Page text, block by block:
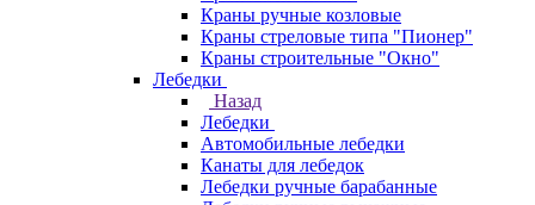
Краны ручные козловые
Краны стреловые типа "Пионер"
Краны строительные "Окно"
Лебедки
Назад
Лебедки
Автомобильные лебедки
Канаты для лебедок
Лебедки ручные барабанные